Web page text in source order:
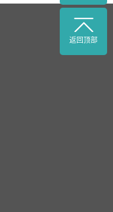
返回顶部